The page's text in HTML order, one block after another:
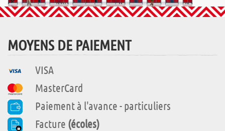
MOYENS DE PAIEMENT
VISA
MasterCard
Paiement à l'avance - particuliers
Facture (écoles)